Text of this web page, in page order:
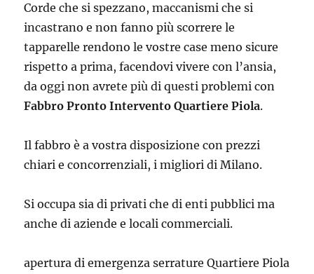
Corde che si spezzano, maccanismi che si
incastrano e non fanno più scorrere le
tapparelle rendono le vostre case meno sicure
rispetto a prima, facendovi vivere con l’ansia,
da oggi non avrete più di questi problemi con
Fabbro Pronto Intervento Quartiere Piola.
Il fabbro è a vostra disposizione con prezzi
chiari e concorrenziali, i migliori di Milano.
Si occupa sia di privati che di enti pubblici ma
anche di aziende e locali commerciali.
apertura di emergenza serrature Quartiere Piola